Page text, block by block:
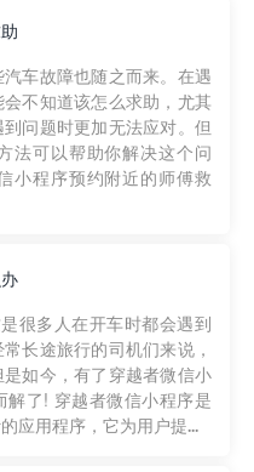
车故障也随之而来。在遇
不知道该怎么求助，尤其
问题时更加无法应对。但
法可以帮助你解决这个问
小程序预约附近的师傅救
很多人在开车时都会遇到
长途旅行的司机们来说，
如今，有了穿越者微信小
解了! 穿越者微信小程序是
应用程序，它为用户提...